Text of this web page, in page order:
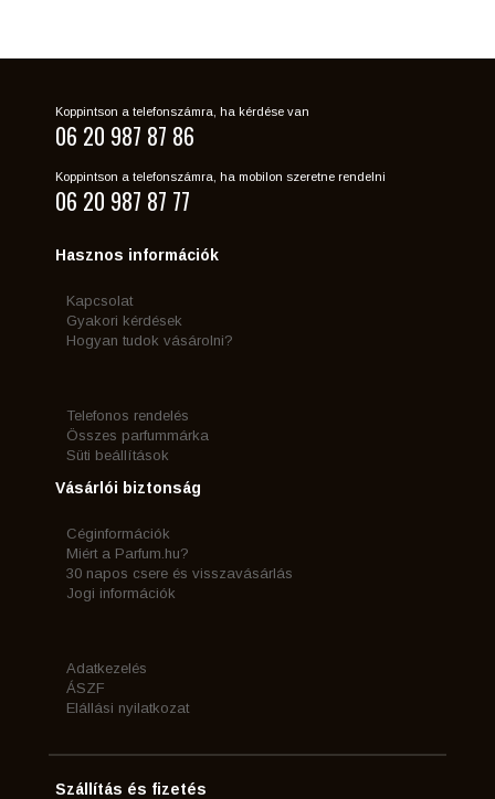
Koppintson a telefonszámra, ha kérdése van
06 20 987 87 86
Koppintson a telefonszámra, ha mobilon szeretne rendelni
06 20 987 87 77
Hasznos információk
Kapcsolat
Gyakori kérdések
Hogyan tudok vásárolni?
Telefonos rendelés
Összes parfummárka
Süti beállítások
Vásárlói biztonság
Céginformációk
Miért a Parfum.hu?
30 napos csere és visszavásárlás
Jogi információk
Adatkezelés
ÁSZF
Elállási nyilatkozat
Szállítás és fizetés